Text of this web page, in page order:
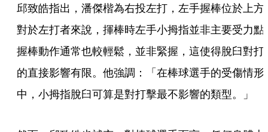
邱致皓指出，潘傑楷為右投左打，左手握棒位於上方
對於左打者來說，揮棒時左手小拇指並非主要受力點
握棒動作通常也較輕鬆，並非緊握，這使得脫臼對打
的直接影響有限。他強調：「在棒球選手的受傷情形
中，小拇指脫臼可算是對打擊最不影響的類型。」